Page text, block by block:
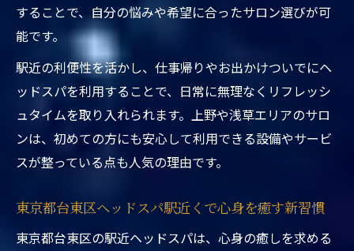
術を体験
トレンドのヘッドスパを東京都台東区駅近
くで満喫
ヘッドスパ専門店で受ける最新リフレッシ
ュケア
東京都台東区ヘッドスパ駅近くでSNSでも
話題の理由
験
することで、自分の悩みや希望に合ったサロン選びが可
能です。
駅近の利便性を活かし、仕事帰りやお出かけついでにヘ
ッドスパを利用することで、日常に無理なくリフレッシ
ュタイムを取り入れられます。上野や浅草エリアのサロ
ンは、初めての方にも安心して利用できる設備やサービ
スが整っている点も人気の理由です。
東京都台東区ヘッドスパ駅近くで心身を癒す新習慣
東京都台東区の駅近ヘッドスパは、心身の癒しを求める